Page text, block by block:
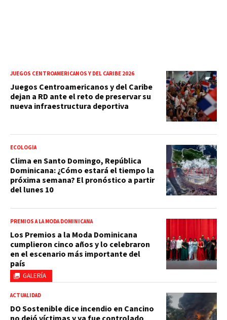
JUEGOS CENTROAMERICANOS Y DEL CARIBE 2026
Juegos Centroamericanos y del Caribe
dejan a RD ante el reto de preservar su
nueva infraestructura deportiva
ECOLOGÍA
Clima en Santo Domingo, República
Dominicana: ¿Cómo estará el tiempo la
próxima semana? El pronóstico a partir
del lunes 10
GALERÍA
PREMIOS A LA MODA DOMINICANA
Los Premios a la Moda Dominicana
cumplieron cinco años y lo celebraron
en el escenario más importante del
país
ACTUALIDAD
DO Sostenible dice incendio en Cancino